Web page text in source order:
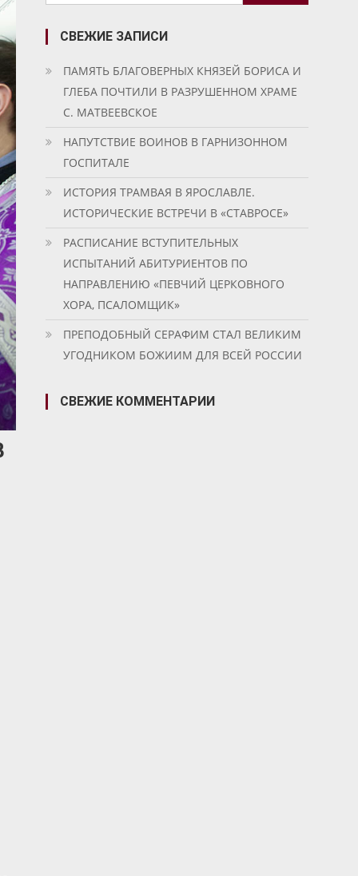
СВЕЖИЕ ЗАПИСИ
ПАМЯТЬ БЛАГОВЕРНЫХ КНЯЗЕЙ БОРИСА И
ГЛЕБА ПОЧТИЛИ В РАЗРУШЕННОМ ХРАМЕ
С. МАТВЕЕВСКОЕ
НАПУТСТВИЕ ВОИНОВ В ГАРНИЗОННОМ
ГОСПИТАЛЕ
ИСТОРИЯ ТРАМВАЯ В ЯРОСЛАВЛЕ.
ИСТОРИЧЕСКИЕ ВСТРЕЧИ В «СТАВРОСЕ»
РАСПИСАНИЕ ВСТУПИТЕЛЬНЫХ
ИСПЫТАНИЙ АБИТУРИЕНТОВ ПО
НАПРАВЛЕНИЮ «ПЕВЧИЙ ЦЕРКОВНОГО
ХОРА, ПСАЛОМЩИК»
ПРЕПОДОБНЫЙ СЕРАФИМ СТАЛ ВЕЛИКИМ
УГОДНИКОМ БОЖИИМ ДЛЯ ВСЕЙ РОССИИ
СВЕЖИЕ КОММЕНТАРИИ